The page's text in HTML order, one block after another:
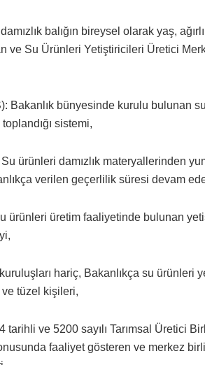
balığın bireysel olarak yaş,
ve Su Ürünleri Yetiştiricileri Üretici
Bakanlık bünyesinde kurulu bulunan
sistemi,
ürünleri damızlık materyallerinden
verilen geçerlilik süresi devam
ürünleri üretim faaliyetinde bulunan
hariç, Bakanlıkça su ürünleri
tüzel kişileri,
tarihli ve 5200 sayılı Tarımsal Üretici
faaliyet gösteren ve merkez